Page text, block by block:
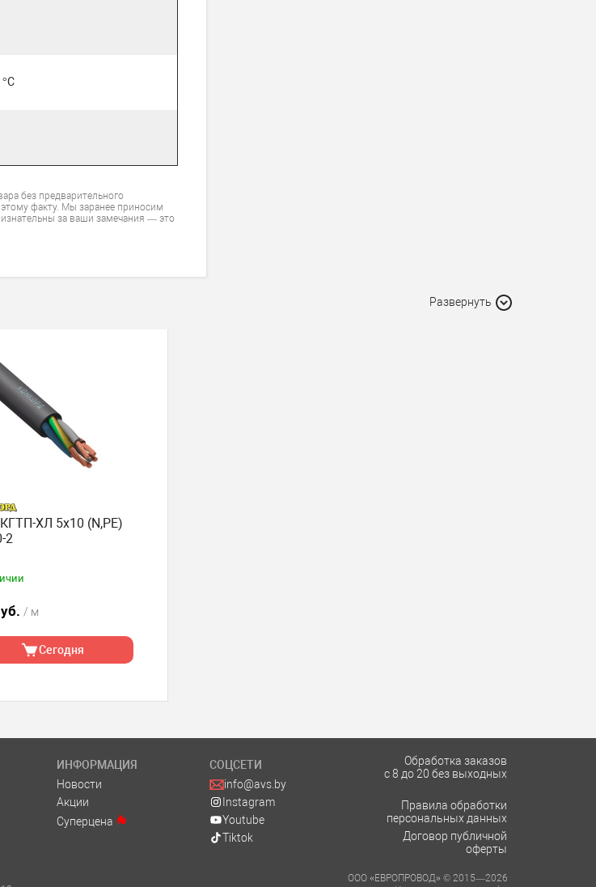
без предварительного
факту. Мы заранее приносим
за ваши замечания — это
Развернуть
ХЛ 5х10 (N,PE)
2
/ м
Сегодня
ИНФОРМАЦИЯ
Новости
Акции
Суперцена
СОЦСЕТИ
info@avs.by
Instagram
Youtube
Tiktok
Обработка заказов
с 8 до 20 без выходных
Правила обработки
персональных данных
Договор публичной
оферты
ООО «ЕВРОПРОВОД» © 2015—2026